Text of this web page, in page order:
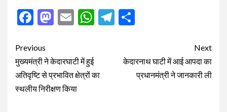
Facebook
Mastodon
EmailWhatsApp
Telegram
Post
navigation
Previous
मुख्यमंत्री ने केदारघाटी में हुई
अतिवृष्टि से प्रभावित क्षेत्रों का
स्थलीय निरीक्षण किया
Next
केदारनाथ घाटी में आई आपदा का
प्रधानमंत्री ने जानकारी ली